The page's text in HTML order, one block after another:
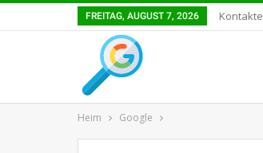
FREITAG, AUGUST 7, 2026 Kontakte
Heim Google